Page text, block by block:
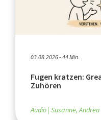
03.08.2026 - 44 Min.
Fugen kratzen:
Zuhören
Audio Susanne, Andrea